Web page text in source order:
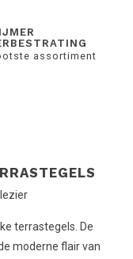
assortiment
terrastegels. De
moderne flair van